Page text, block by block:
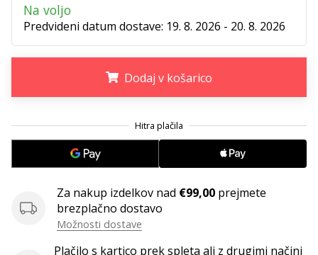
ali
online
forum?
Začnite
Pridružite
našemu…
vse
članke
Na voljo
Predvideni datum dostave: 19. 8. 2026 - 20. 8. 2026
Dodaj v košarico
Za nakup izdelkov nad €99,00 prejmete
brezplačno dostavo
Možnosti dostave
Plačilo s kartico prek spleta ali z drugimi načini